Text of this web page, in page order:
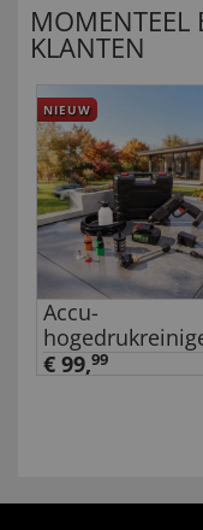
MOMENTEEL
KLANTEN
NIEUW
Accu-
€ 99,99